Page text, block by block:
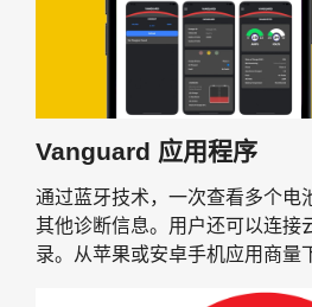
Vanguard 应用程序
通过蓝牙技术，一次查看多个电
其他诊断信息。用户还可以连接
录。从苹果或安卓手机应用商量